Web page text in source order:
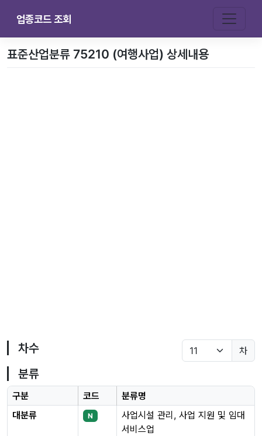
업종코드 조회
표준산업분류 75210 (여행사업) 상세내용
차수 차
분류
구분 코드
분류명
대분류
N
사업시설 관리, 사업 지원 및 임대
서비스업